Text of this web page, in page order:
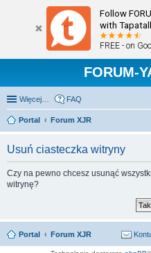
Follow
with
FREE - on
FORUM-
Więcej… FAQ
Portal
Forum XJR
Usuń ciasteczka witryny
Czy na pewno chcesz usunąć
witrynę?
Portal Forum XJR